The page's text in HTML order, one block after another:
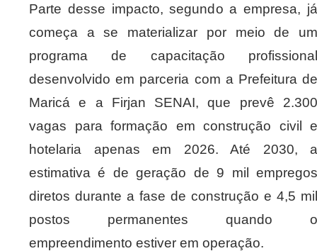
Parte desse impacto, segundo a empresa, já
começa a se materializar por meio de um
programa de capacitação profissional
desenvolvido em parceria com a Prefeitura de
Maricá e a Firjan SENAI, que prevê 2.300
vagas para formação em construção civil e
hotelaria apenas em 2026. Até 2030, a
estimativa é de geração de 9 mil empregos
diretos durante a fase de construção e 4,5 mil
postos permanentes quando o
empreendimento estiver em operação.